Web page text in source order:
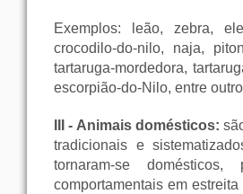
Exemplos: leão, zebra,
crocodilo-do-nilo, naja,
tartaruga-mordedora,
escorpião-do-Nilo, entre
III - Animais domésticos:
tradicionais e
tornaram-se
comportamentais em